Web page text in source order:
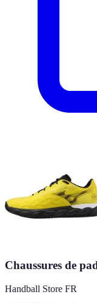
Chaussures de
Handball Store FR